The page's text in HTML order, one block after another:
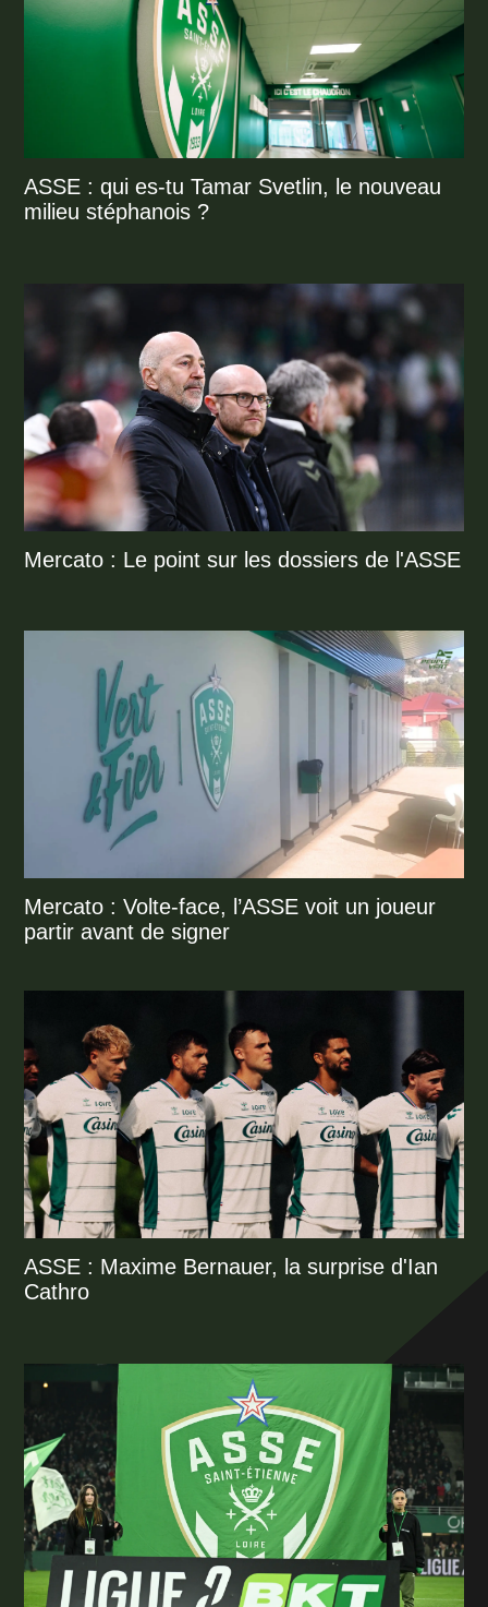
ASSE : qui es-tu Tamar Svetlin, le nouveau
milieu stéphanois ?
Mercato : Le point sur les dossiers de l'ASSE
Mercato : Volte-face, l’ASSE voit un joueur
partir avant de signer
ASSE : Maxime Bernauer, la surprise d'Ian
Cathro